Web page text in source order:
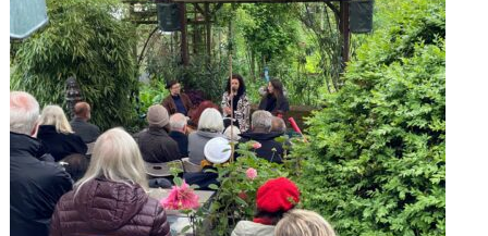
KÜNSTLER*INNEN
PARTNER*INNEN
ANGEBOTE